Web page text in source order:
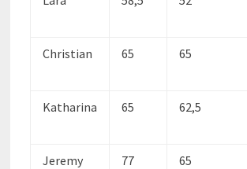
Christian 65 65
Katharina 65 62,5
Jeremy 77 65